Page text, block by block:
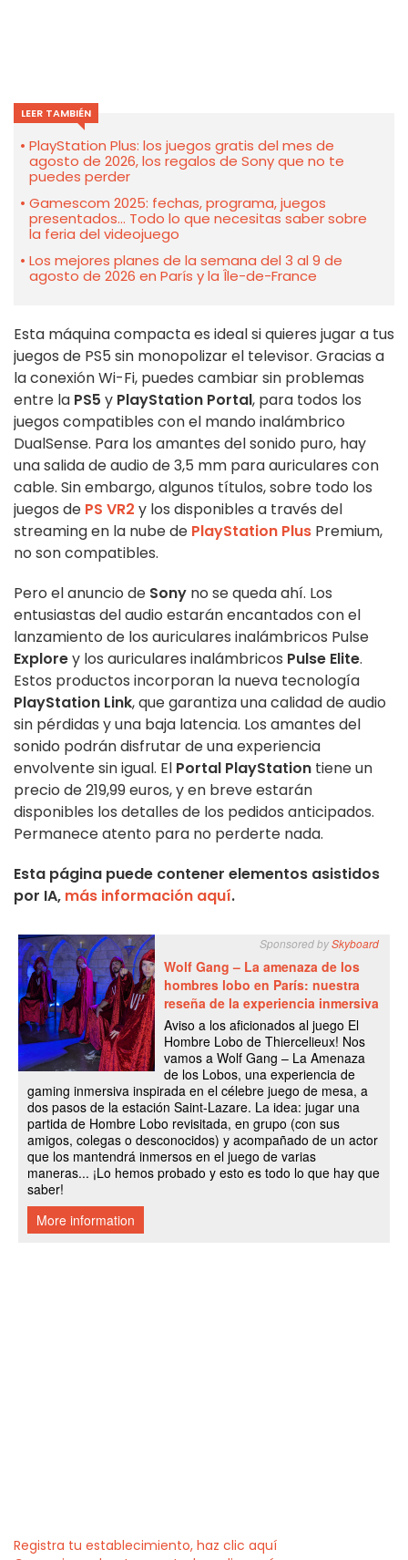
LEER TAMBIÉN
PlayStation Plus: los juegos gratis del mes de
agosto de 2026, los regalos de Sony que no te
puedes perder
Gamescom 2025: fechas, programa, juegos
presentados... Todo lo que necesitas saber sobre
la feria del videojuego
Los mejores planes de la semana del 3 al 9 de
agosto de 2026 en París y la Île-de-France
Esta máquina compacta es ideal si quieres jugar a tus
juegos de PS5 sin monopolizar el televisor. Gracias a
la conexión Wi-Fi, puedes cambiar sin problemas
entre la PS5 y PlayStation Portal, para todos los
juegos compatibles con el mando inalámbrico
DualSense. Para los amantes del sonido puro, hay
una salida de audio de 3,5 mm para auriculares con
cable. Sin embargo, algunos títulos, sobre todo los
juegos de PS VR2 y los disponibles a través del
streaming en la nube de PlayStation Plus Premium,
no son compatibles.
Pero el anuncio de Sony no se queda ahí. Los
entusiastas del audio estarán encantados con el
lanzamiento de los auriculares inalámbricos Pulse
Explorey los auriculares inalámbricos Pulse Elite.
Estos productos incorporan la nueva tecnología
PlayStation Link, que garantiza una calidad de audio
sin pérdidas y una baja latencia. Los amantes del
sonido podrán disfrutar de una experiencia
envolvente sin igual. El Portal PlayStation tiene un
precio de 219,99 euros, y en breve estarán
disponibles los detalles de los pedidos anticipados.
Permanece atento para no perderte nada.
Esta página puede contener elementos asistidos
por IA, más información aquí.
Registra tu establecimiento, haz clic aquí